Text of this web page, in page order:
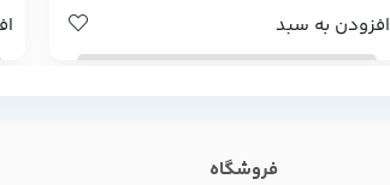
افزودن به سبد
فروشگاه